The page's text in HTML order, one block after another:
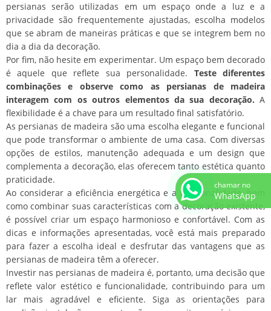
persianas serão utilizadas em um espaço onde a luz e a
privacidade são frequentemente ajustadas, escolha modelos
que se abram de maneiras práticas e que se integrem bem no
dia a dia da decoração.
Por fim, não hesite em experimentar. Um espaço bem decorado
é aquele que reflete sua personalidade. Teste diferentes
combinações e observe como as persianas de madeira
interagem com os outros elementos da sua decoração. A
flexibilidade é a chave para um resultado final satisfatório.
As persianas de madeira são uma escolha elegante e funcional
que pode transformar o ambiente de uma casa. Com diversas
opções de estilos, manutenção adequada e um design que
complementa a decoração, elas oferecem tanto estética quanto
praticidade.
Ao considerar a eficiência energética e a funcionalidade, bem
como combinar suas características com a decoração existente,
é possível criar um espaço harmonioso e confortável. Com as
dicas e informações apresentadas, você está mais preparado
para fazer a escolha ideal e desfrutar das vantagens que as
persianas de madeira têm a oferecer.
Investir nas persianas de madeira é, portanto, uma decisão que
reflete valor estético e funcionalidade, contribuindo para um
lar mais agradável e eficiente. Siga as orientações para
chamar no
WhatsApp